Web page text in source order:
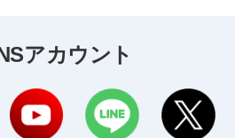
アカウント